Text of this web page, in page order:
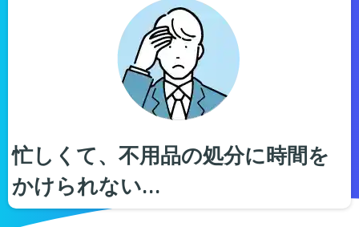
忙しくて、不用品の処分に時間を
かけられない…